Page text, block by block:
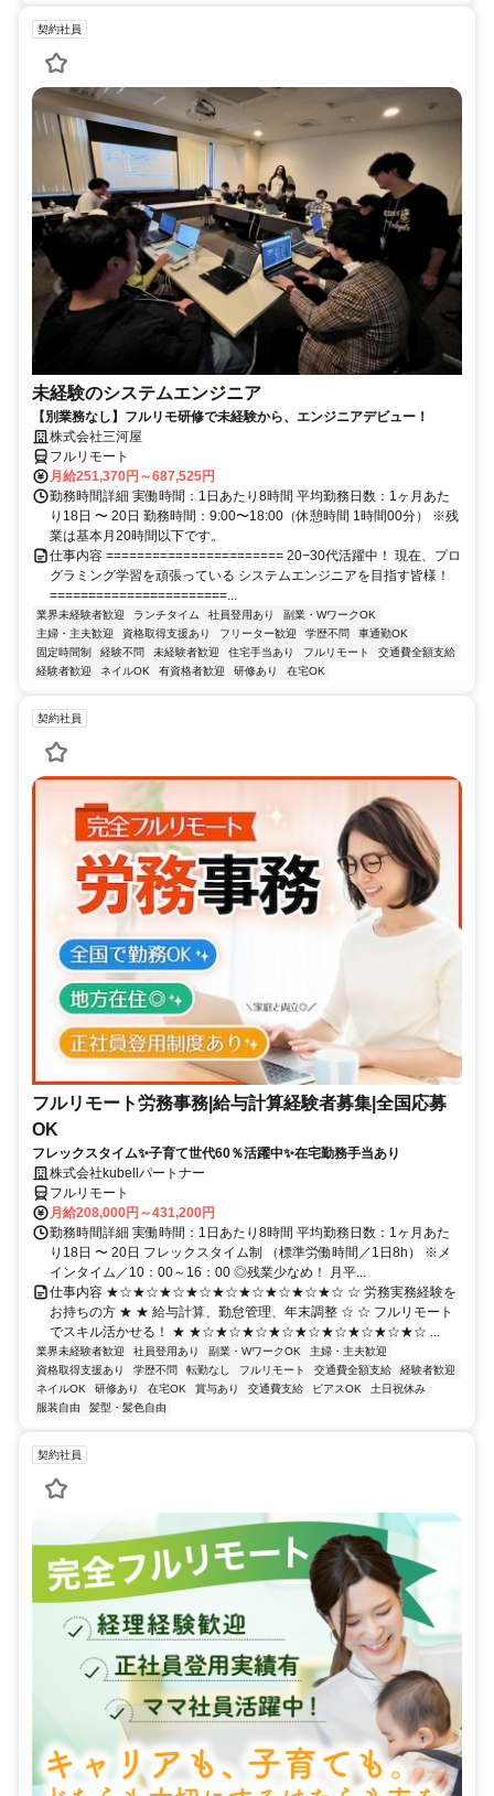
契約社員
未経験のシステムエンジニア
【別業務なし】フルリモ研修で未経験から、エンジニアデビュー！
株式会社三河屋
フルリモート
月給251,370円～687,525円
勤務時間詳細 実働時間：1日あたり8時間 平均勤務日数：1ヶ月あた
り18日 〜 20日 勤務時間：9:00〜18:00（休憩時間 1時間00分） ※残
業は基本月20時間以下です。
仕事内容 ======================= 20−30代活躍中！ 現在、プロ
グラミング学習を頑張っている システムエンジニアを目指す皆様！
=======================...
業界未経験者歓迎 ランチタイム 社員登用あり
副業・WワークOK
主婦・主夫歓迎
資格取得支援あり フリーター歓迎 学歴不問
車通勤OK
固定時間制
経験不問 未経験者歓迎 住宅手当あり フルリモート
交通費全額支給
経験者歓迎
ネイルOK 有資格者歓迎 研修あり 在宅OK
契約社員
フルリモート労務事務|給与計算経験者募集|全国応募
OK
フレックスタイム✨子育て世代60％活躍中✨在宅勤務手当あり
株式会社kubellパートナー
フルリモート
月給208,000円～431,200円
勤務時間詳細 実働時間：1日あたり8時間 平均勤務日数：1ヶ月あた
り18日 〜 20日 フレックスタイム制 （標準労働時間／1日8h） ※メ
インタイム／10：00～16：00 ◎残業少なめ！ 月平...
仕事内容 ★☆★☆★☆★☆★☆★☆★☆★☆★☆ ☆ 労務実務経験を
お持ちの方 ★ ★ 給与計算、勤怠管理、年末調整 ☆ ☆ フルリモート
でスキル活かせる！ ★ ★☆★☆★☆★☆★☆★☆★☆★☆★☆ ...
業界未経験者歓迎 社員登用あり 副業・WワークOK
主婦・主夫歓迎
資格取得支援あり
学歴不問 転勤なし フルリモート 交通費全額支給
経験者歓迎
ネイルOK
研修あり 在宅OK 賞与あり 交通費支給 ピアスOK
土日祝休み
服装自由
髪型・髪色自由
契約社員